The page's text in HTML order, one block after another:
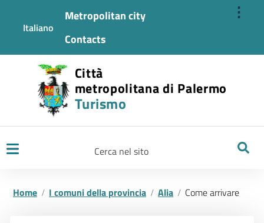
⋮
Italiano
Metropolitan city
Contacts
Città
metropolitana di Palermo
Turismo
Home I comuni della provincia Alia Come arrivare